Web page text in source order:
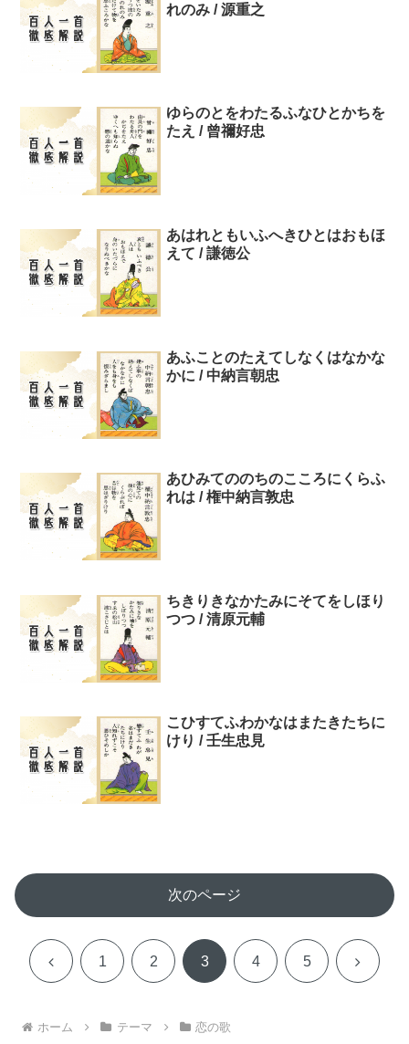
れのみ / 源重之
ゆらのとをわたるふなひとかちを
たえ / 曾禰好忠
あはれともいふへきひとはおもほ
えて / 謙徳公
あふことのたえてしなくはなかな
かに / 中納言朝忠
あひみてののちのこころにくらふ
れは / 権中納言敦忠
ちきりきなかたみにそてをしほり
つつ / 清原元輔
こひすてふわかなはまたきたちに
けり / 壬生忠見
次のページ
前 1 2 3 4 5 次
ホーム テーマ 恋の歌